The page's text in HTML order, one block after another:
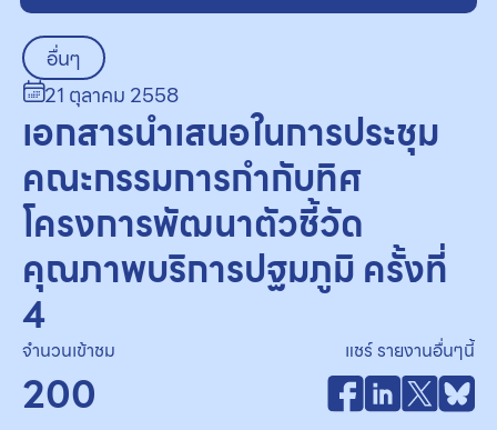
อื่นๆ
21 ตุลาคม 2558
เอกสารนำเสนอในการประชุม
คณะกรรมการกำกับทิศ
โครงการพัฒนาตัวชี้วัด
คุณภาพบริการปฐมภูมิ ครั้งที่
4
จำนวนเข้าชม
200
แชร์ รายงานอื่นๆนี้